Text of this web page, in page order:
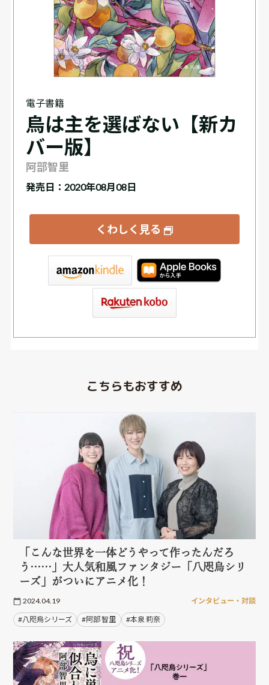
電子書籍
烏は主を選ばない【新カ
バー版】
阿部智里
発売日：2020年08月08日
くわしく見る
こちらもおすすめ
「こんな世界を一体どうやって作ったんだろ
う……」大人気和風ファンタジー「八咫烏シリ
ーズ」がついにアニメ化！
2024.04.19 インタビュー・対談
#八咫烏シリーズ #阿部 智里 #本泉 莉奈